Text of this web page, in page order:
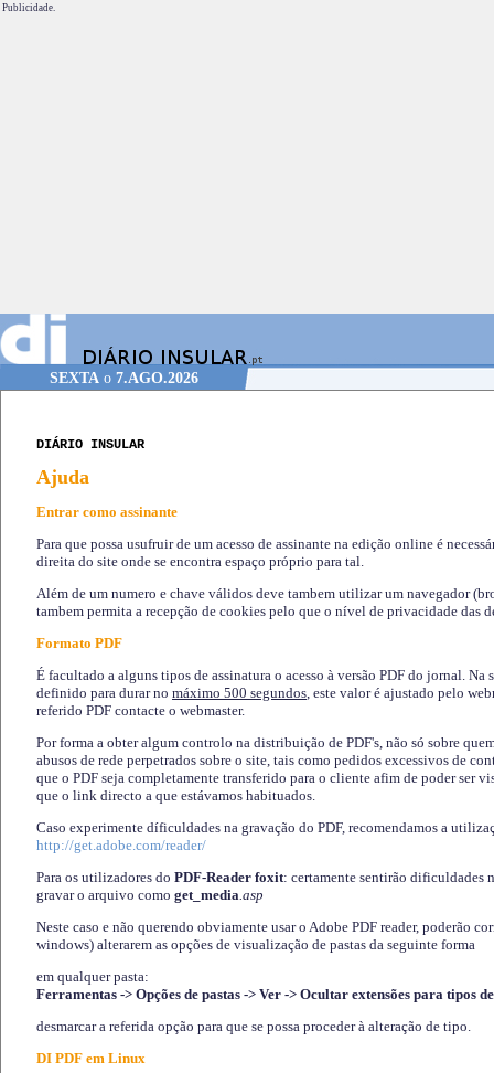
Publicidade.
SEXTA o 7.AGO.2026
DIÁRIO INSULAR
Ajuda
Entrar como assinante
Para que possa usufruir de um acesso de assinante na edição online é
direita do site onde se encontra espaço próprio para tal.
Além de um numero e chave válidos deve tambem utilizar um navegador
tambem permita a recepção de cookies pelo que o nível de privacidade das
Formato PDF
É facultado a alguns tipos de assinatura o acesso à versão PDF do jornal. Na
definido para durar no máximo 500 segundos, este valor é ajustado pelo
referido PDF contacte o webmaster.
Por forma a obter algum controlo na distribuição de PDF's, não só sobre
abusos de rede perpetrados sobre o site, tais como pedidos excessivos de
que o PDF seja completamente transferido para o cliente afim de poder ser
que o link directo a que estávamos habituados.
Caso experimente díficuldades na gravação do PDF, recomendamos a
http://get.adobe.com/reader/
Para os utilizadores do PDF-Reader foxit: certamente sentirão dificuldades
gravar o arquivo como get_media.asp
Neste caso e não querendo obviamente usar o Adobe PDF reader, poderão
windows) alterarem as opções de visualização de pastas da seguinte forma
em qualquer pasta:
Ferramentas -> Opções de pastas -> Ver -> Ocultar extensões para tipos
desmarcar a referida opção para que se possa proceder à alteração de tipo.
DI PDF em Linux